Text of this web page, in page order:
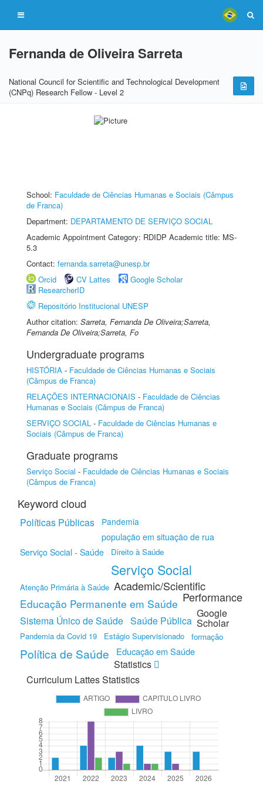
Fernanda de Oliveira Sarreta
National Council for Scientific and Technological Development
(CNPq) Research Fellow - Level 2
School: Faculdade de Ciências Humanas e Sociais (Câmpus
de Franca)
Department: DEPARTAMENTO DE SERVIÇO SOCIAL
Academic Appointment Category: RDIDP Academic title: MS-
5.3
Contact: fernanda.sarreta@unesp.br
Orcid
CV Lattes
Google Scholar
ResearcherID
Repositório Institucional UNESP
Author citation: Sarreta, Fernanda De Oliveira;Sarreta,
Fernanda De Oliveira;Sarreta, Fo
Undergraduate programs
HISTÓRIA - Faculdade de Ciências Humanas e Sociais
(Câmpus de Franca)
RELAÇÕES INTERNACIONAIS - Faculdade de Ciências
Humanas e Sociais (Câmpus de Franca)
SERVIÇO SOCIAL - Faculdade de Ciências Humanas e
Sociais (Câmpus de Franca)
Graduate programs
Serviço Social - Faculdade de Ciências Humanas e Sociais
(Câmpus de Franca)
Keyword cloud
Políticas Públicas
Pandemia
população em situação de rua
Serviço Social - Saúde
Direito à Saúde
Serviço Social
Atenção Primária à Saúde
Educação Permanente em Saúde
Sistema Único de Saúde Saúde Pública
Pandemia da Covid 19 Estágio Supervisionado formação
Política de Saúde Educação em Saúde
Academic/Scientific
Performance
Google
Scholar
Statistics
Curriculum Lattes Statistics